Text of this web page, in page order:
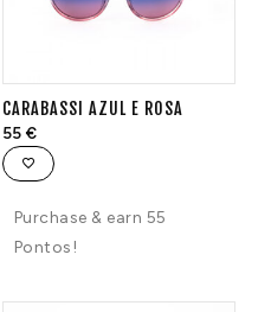
CARABASSI AZUL E ROSA
55 €
Purchase & earn 55
Pontos!